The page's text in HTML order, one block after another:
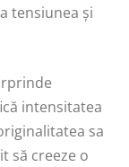
tensiunea și
intensitatea
sa
să creeze o